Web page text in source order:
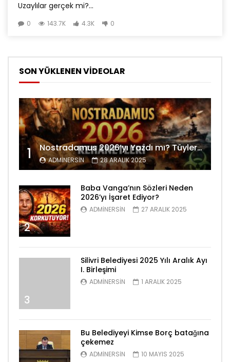
Uzaylılar gerçek mi?...
0 143.7K 4.3K 0
SON YÜKLENEN VİDEOLAR
1 Nostradamus 2026’yı Yazdı mı? Tüyler Ürperten Kehanetler
ADMINERSIN 28 ARALIK 2025
2
Baba Vanga’nın Sözleri Neden
2026’yı İşaret Ediyor?
ADMINERSIN 27 ARALIK 2025
3
Silivri Belediyesi 2025 Yılı Aralık Ayı
I. Birleşimi
ADMINERSIN 1 ARALIK 2025
Bu Belediyeyi Kimse Borç batağına
çekemez
ADMINERSIN 10 MAYIS 2025